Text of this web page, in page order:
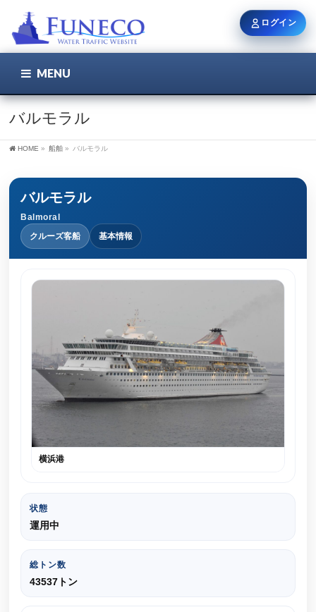
MENU
バルモラル
HOME » 船舶 » バルモラル
バルモラル
Balmoral
クルーズ客船
基本情報
横浜港
状態
運用中
総トン数
43537トン
ログイン
ユーザー名 / メール
ログイン状態を保持
新規登録